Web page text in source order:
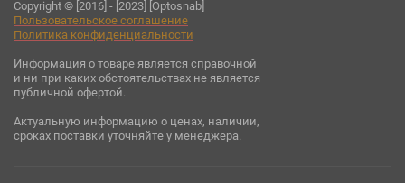
Copyright © [2016] - [2023] [Optosnab]
Пользовательское соглашение
Политика конфиденциальности
Информация о товаре является справочной
и ни при каких обстоятельствах не является
публичной офертой.
Актуальную информацию о ценах, наличии,
сроках поставки уточняйте у менеджера.